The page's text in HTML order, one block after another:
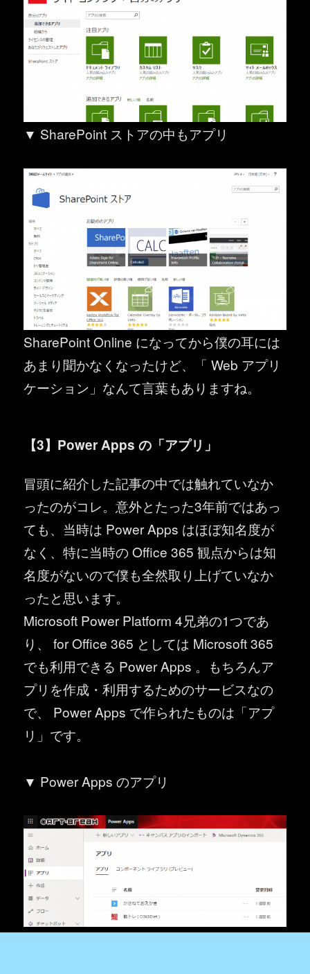
▼ SharePoint ストアの中もアプリ
SharePoint Online になってから僕の耳には
あまり聞かなくなったけど、「 Web アプリ
ケーション」なんて言葉もありますね。
【3】Power Apps の「アプリ」
冒頭に紹介した記事の中では触れていなか
ったのがコレ。意外とたった3年前ではあっ
ても、当時は Power Apps はほぼ知名度が
なく、特に当時の Office 365 観点からは知
名度がないので僕も全然取り上げていなか
ったと思います。
Microsoft Power Platform 4兄弟の1つであ
り、 for Office 365 としては Microsoft 365
でも利用できる Power Apps 。もちろんア
プリを作成・利用するためのサービスなの
で、 Power Apps で作られたものは「アプ
リ」です。
▼ Power Apps のアプリ